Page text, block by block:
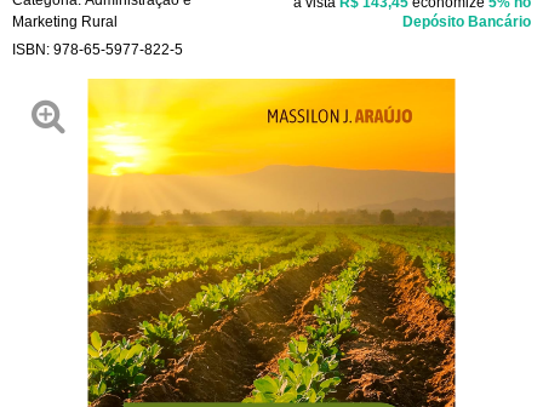
Marketing Rural
ISBN: 978-65-5977-822-5
Depósito Bancário